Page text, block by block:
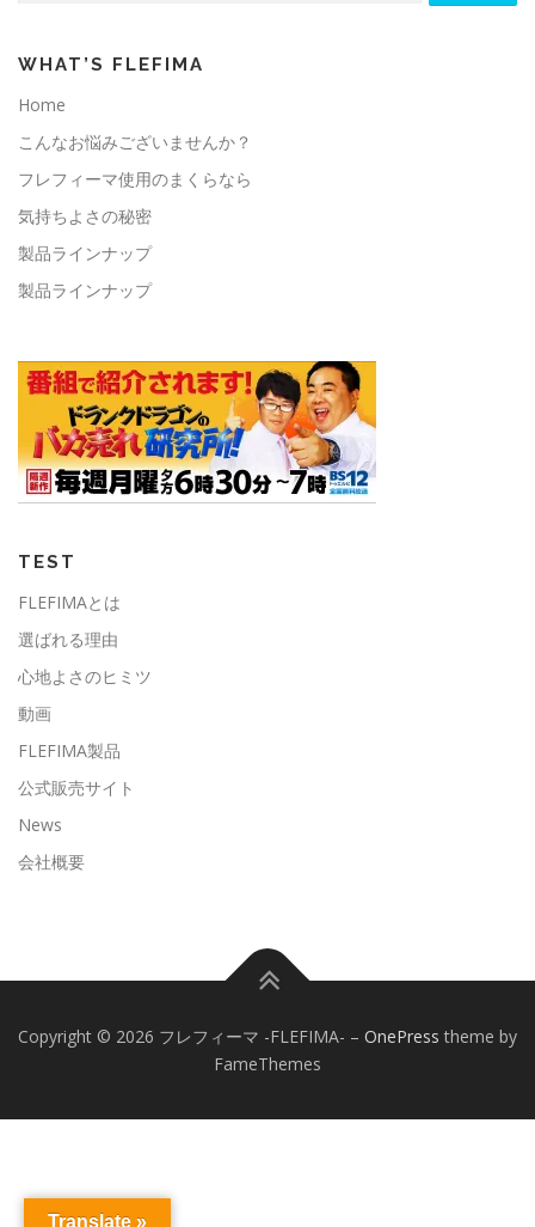
WHAT’S FLEFIMA
Home
こんなお悩みございませんか？
フレフィーマ使用のまくらなら
気持ちよさの秘密
製品ラインナップ
製品ラインナップ
TEST
FLEFIMAとは
選ばれる理由
心地よさのヒミツ
動画
FLEFIMA製品
公式販売サイト
News
会社概要
Copyright © 2026 フレフィーマ -FLEFIMA- – OnePress theme by
FameThemes
Translate »